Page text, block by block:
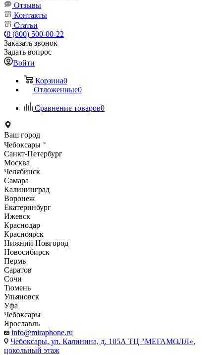
Отзывы
Контакты
Статьи
8 (800) 500-00-22
Заказать звонок
Задать вопрос
Войти
Корзина0
Отложенные0
Сравнение товаров0
Ваш город
Чебоксары
Санкт-Петербург
Москва
Челябинск
Самара
Калининград
Воронеж
Екатеринбург
Ижевск
Краснодар
Красноярск
Нижний Новгород
Новосибирск
Пермь
Саратов
Сочи
Тюмень
Ульяновск
Уфа
Чебоксары
Ярославль
info@miraphone.ru
Чебоксары, ул. Калинина, д. 105А ТЦ "МЕГАМОЛЛ»,
цокольный этаж